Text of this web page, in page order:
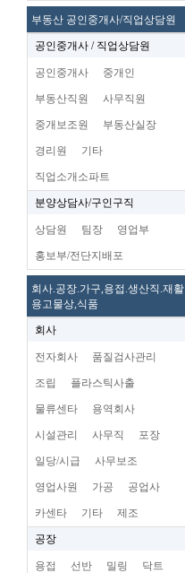
부동산 공인중개사/직업상담원
공인중개사 / 직업상담원
공인중개사 중개인
부동산직원 사무직원
중개보조원 부동산실장
경리원 기타
직업소개소파트
분양상담사/구인구직
상담원 팀장 영업부
홍보부/전단지배포
회사.공장.가구,용접.생산직.재활
용고물상,식품
회사
전자회사 품질검사관리
조립 플라스틱사출
물류센타 용역회사
시설관리 사무직 포장
일당/시급 사무보조
영업사원 가공 공업사
카센타 기타 제조
공장
용접 선반 밀링 닥트